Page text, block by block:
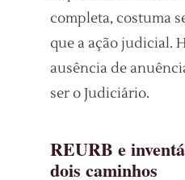
completa, costuma
que a ação judicial.
ausência de
ser o Judiciário.
REURB e
dois caminhos